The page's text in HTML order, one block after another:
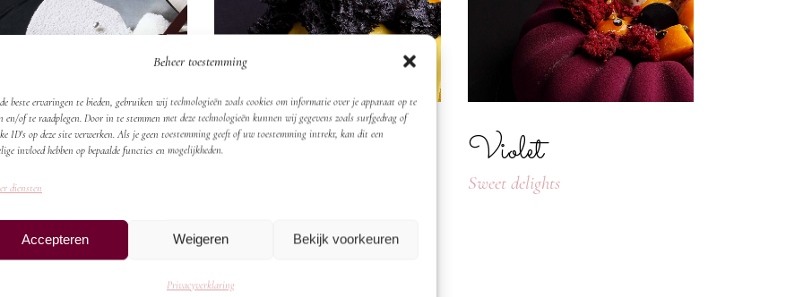
Beheer toestemming
beste ervaringen te bieden, gebruiken wij technologieën zoals cookies om informatie over je apparaat op te
en/of te raadplegen. Door in te stemmen met deze technologieën kunnen wij gegevens zoals surfgedrag of
ID's op deze site verwerken. Als je geen toestemming geeft of uw toestemming intrekt, kan dit een
invloed hebben op bepaalde functies en mogelijkheden.
diensten
Accepteren Weigeren Bekijk voorkeuren
Privacyverklaring
Pumpkin Violet
Sweet delights